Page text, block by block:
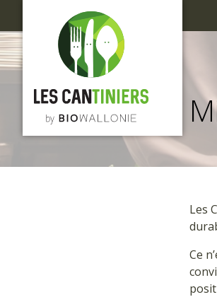
Passer
au
contenu
Les
Ce